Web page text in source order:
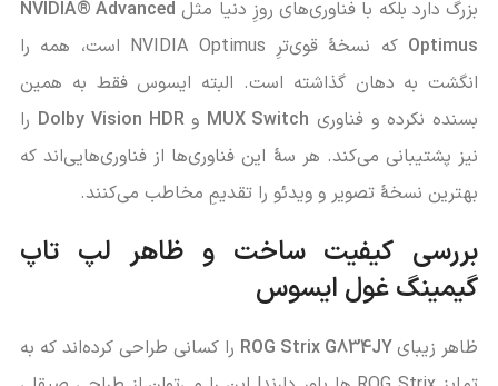
بزرگ دارد بلکه با فناوری‌های روزِ دنیا مثل NVIDIA® Advanced
Optimus
که نسخۀ قوی‌ترِ NVIDIA Optimus است، همه را
انگشت به دهان گذاشته است. البته ایسوس فقط به همین
بسنده نکرده و فناوری MUX Switch و Dolby Vision HDR
را
نیز پشتیبانی می‌کند. هر سۀ این فناوری‌ها از فناوری‌هایی‌اند که
بهترین نسخۀ تصویر و ویدئو را تقدیمِ مخاطب می‌کنند.
بررسی کیفیت ساخت و ظاهر لپ تاپ
گیمینگ غول ایسوس
ظاهر زیبایROG Strix G834JY
را کسانی طراحی کرده‌اند که به